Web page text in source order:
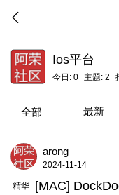
Ios平台
今日: 0 主题: 2
全部 最新
arong
2024-11-14
精华
[MAC]